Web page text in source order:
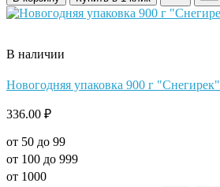
В наличии
Новогодняя упаковка 900 г "Снегирек"
336.00 ₽
от 50 до 99
от 100 до 999
от 1000